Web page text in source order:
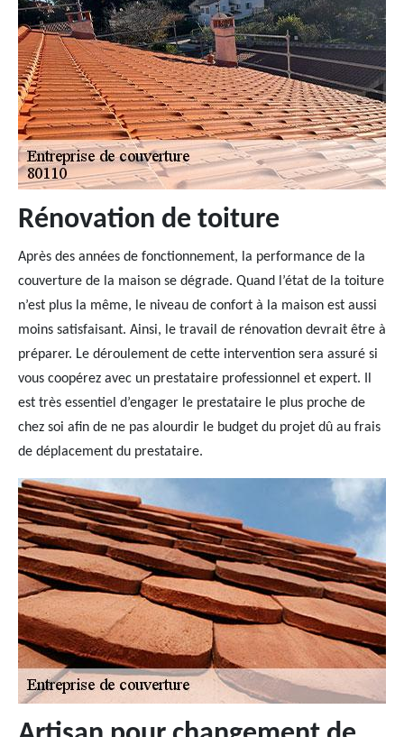
Rénovation de toiture
Après des années de fonctionnement, la performance de la
couverture de la maison se dégrade. Quand l’état de la toiture
n’est plus la même, le niveau de confort à la maison est aussi
moins satisfaisant. Ainsi, le travail de rénovation devrait être à
préparer. Le déroulement de cette intervention sera assuré si
vous coopérez avec un prestataire professionnel et expert. Il
est très essentiel d’engager le prestataire le plus proche de
chez soi afin de ne pas alourdir le budget du projet dû au frais
de déplacement du prestataire.